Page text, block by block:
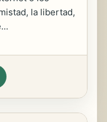
la libertad,